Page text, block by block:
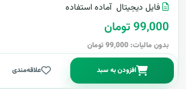
فایل دیجیتال آماده استفاده
99,000 تومان
بدون مالیات: 99,000 تومان
افزودن به سبد علاقه‌مندی